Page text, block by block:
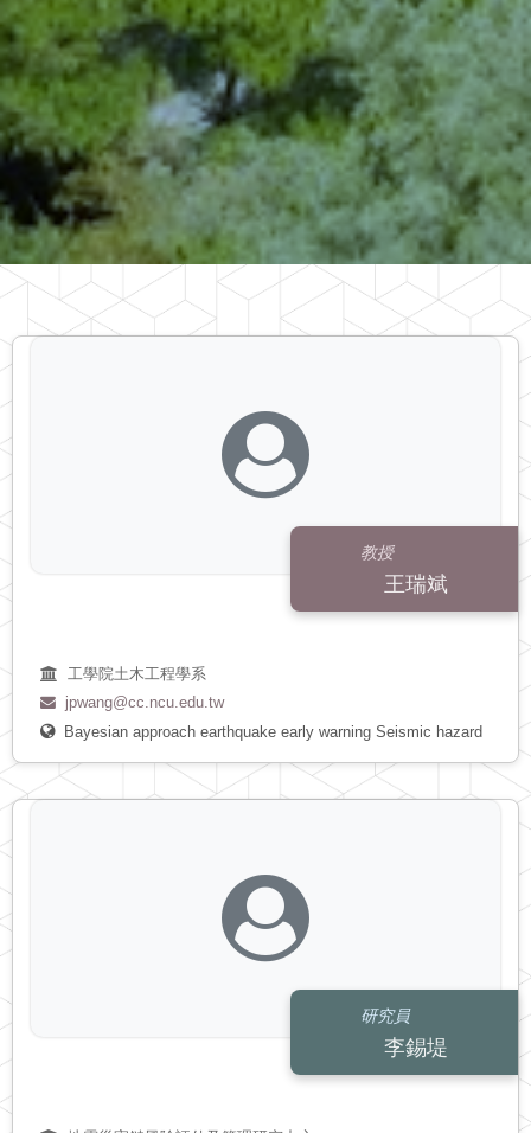
教授
王瑞斌
工學院土木工程學系
jpwang@cc.ncu.edu.tw
Bayesian approach earthquake early warning Seismic hazard
研究員
李錫堤